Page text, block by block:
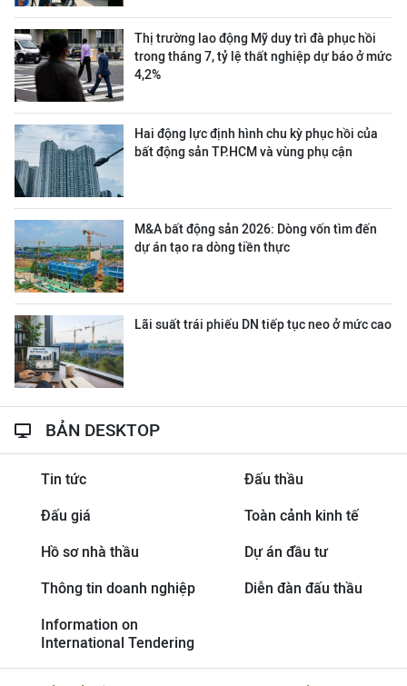
Thị trường lao động Mỹ duy trì đà phục hồi
trong tháng 7, tỷ lệ thất nghiệp dự báo ở mức
4,2%
Hai động lực định hình chu kỳ phục hồi của
bất động sản TP.HCM và vùng phụ cận
M&A bất động sản 2026: Dòng vốn tìm đến
dự án tạo ra dòng tiền thực
Lãi suất trái phiếu DN tiếp tục neo ở mức cao
BẢN DESKTOP
Tin tức Đấu thầu
Đấu giá Toàn cảnh kinh tế
Hồ sơ nhà thầu Dự án đầu tư
Thông tin doanh nghiệp Diễn đàn đấu thầu
Information on
International Tendering